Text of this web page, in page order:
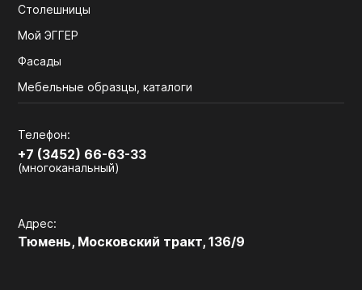
Столешницы
Мой ЭГГЕР
Фасады
Мебельные образцы, каталоги
Телефон:
+7 (3452) 66-63-33
(многоканальный)
Адрес:
Тюмень, Московский тракт, 136/9